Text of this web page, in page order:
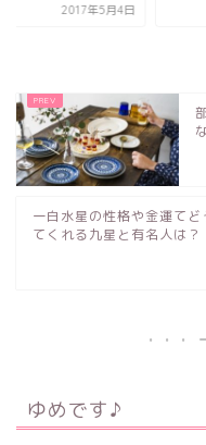
2021年3月23日
一白水星の性格や金運てど
てくれる九星と有名人は？
ゆめです♪